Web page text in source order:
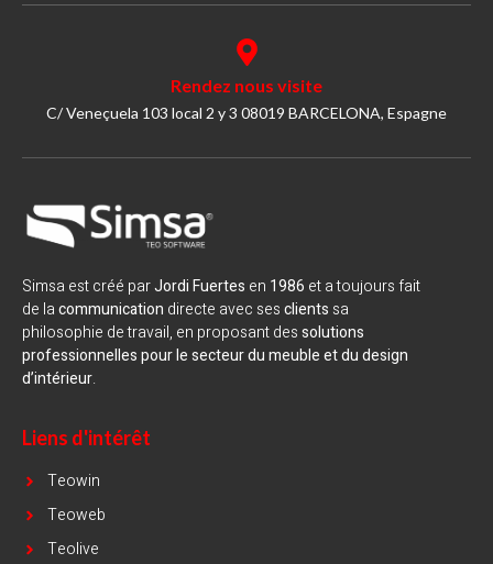
Rendez nous visite
C/ Veneçuela 103 local 2 y 3 08019 BARCELONA, Espagne
Simsa est créé parJordi Fuertes en 1986 et a toujours fait
de lacommunication directe avec sesclients sa
philosophie de travail, en proposant dessolutions
professionnelles pour le secteur du meuble et du design
d’intérieur.
Liens d'intérêt
Teowin
Teoweb
Teolive